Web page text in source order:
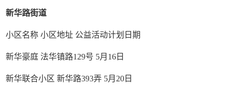
新华路街道
小区名称 小区地址 公益活动计划日期
新华豪庭 法华镇路129号 5月16日
新华联合小区 新华路393弄 5月20日